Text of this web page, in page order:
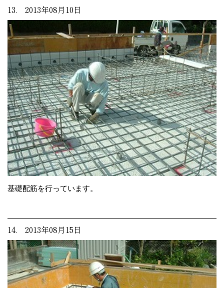
13. 2013年08月10日
基礎配筋を行っています。
14. 2013年08月15日